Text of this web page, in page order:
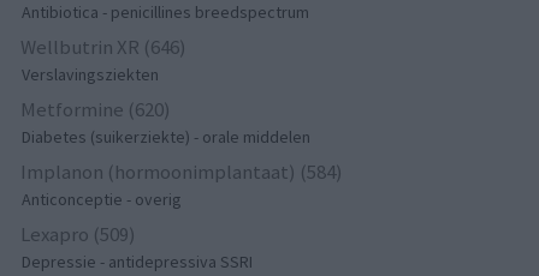
Antibiotica - penicillines breedspectrum
Wellbutrin XR (646)
Verslavingsziekten
Metformine (620)
Diabetes (suikerziekte) - orale middelen
Implanon (hormoonimplantaat) (584)
Anticonceptie - overig
Lexapro (509)
Depressie - antidepressiva SSRI